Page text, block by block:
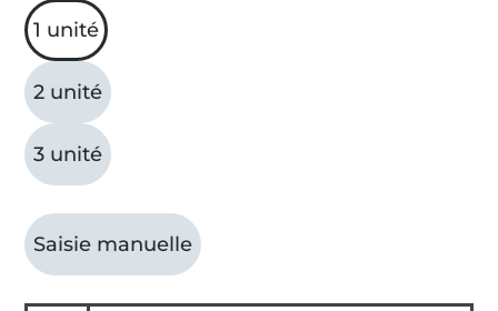
1 unité
2 unité
3 unité
Saisie manuelle